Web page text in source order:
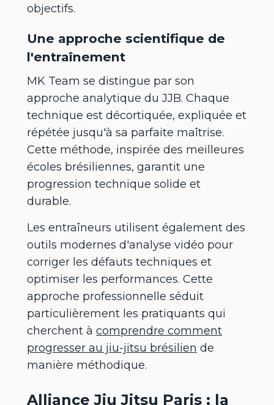
objectifs.
Une approche scientifique de
l'entraînement
MK Team se distingue par son
approche analytique du JJB. Chaque
technique est décortiquée, expliquée et
répétée jusqu'à sa parfaite maîtrise.
Cette méthode, inspirée des meilleures
écoles brésiliennes, garantit une
progression technique solide et
durable.
Les entraîneurs utilisent également des
outils modernes d'analyse vidéo pour
corriger les défauts techniques et
optimiser les performances. Cette
approche professionnelle séduit
particulièrement les pratiquants qui
cherchent à comprendre comment
progresser au jiu-jitsu brésilien de
manière méthodique.
Alliance Jiu Jitsu Paris : la